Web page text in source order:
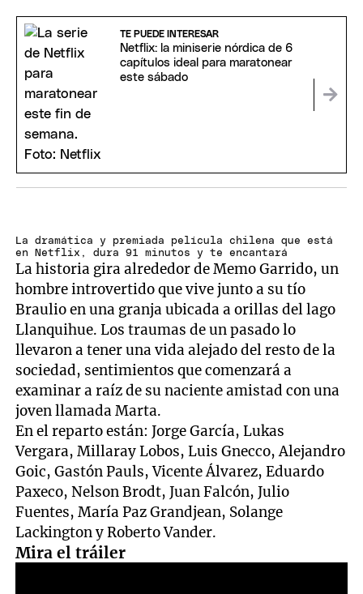
TE PUEDE INTERESAR
Netflix: la miniserie nórdica de 6
capítulos ideal para maratonear
este sábado
La dramática y premiada película chilena que está
en Netflix, dura 91 minutos y te encantará
La historia gira alrededor de Memo Garrido, un
hombre introvertido que vive junto a su tío
Braulio en una granja ubicada a orillas del lago
Llanquihue. Los traumas de un pasado lo
llevaron a tener una vida alejado del resto de la
sociedad, sentimientos que comenzará a
examinar a raíz de su naciente amistad con una
joven llamada Marta.
En el reparto están: Jorge García, Lukas
Vergara, Millaray Lobos, Luis Gnecco, Alejandro
Goic, Gastón Pauls, Vicente Álvarez, Eduardo
Paxeco, Nelson Brodt, Juan Falcón, Julio
Fuentes, María Paz Grandjean, Solange
Lackington y Roberto Vander.
Mira el tráiler